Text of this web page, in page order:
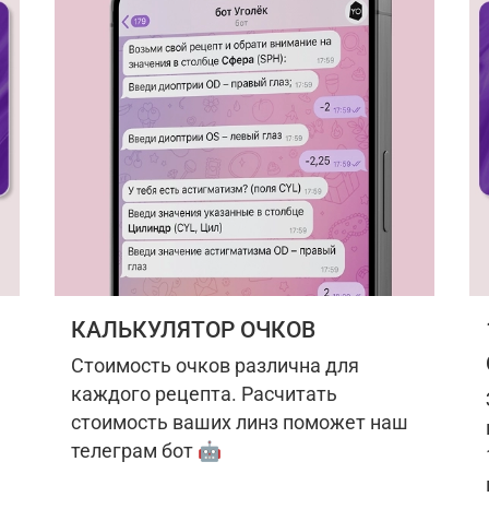
КАЛЬКУЛЯТОР ОЧКОВ
Стоимость очков различна для
каждого рецепта. Расчитать
стоимость ваших линз поможет наш
телеграм бот 🤖